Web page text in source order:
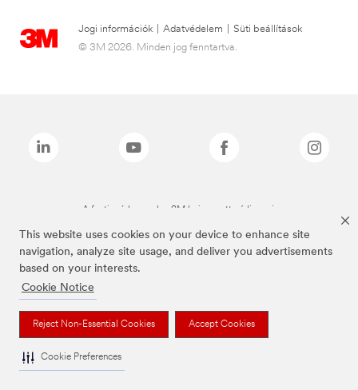
This website uses cookies on your device to enhance site
navigation, analyze site usage, and deliver you advertisements
based on your interests.
Cookie Notice
Reject Non-Essential Cookies Accept Cookies
Cookie Preferences
Jogi információk Adatvédelem
Süti beállítások
© 3M 2026. Minden jog fenntartva.
A fenti márkanevek a 3M bejegyzett védjegyei.